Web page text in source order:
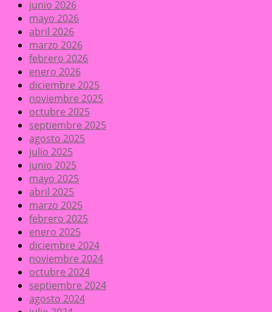
junio 2026
mayo 2026
abril 2026
marzo 2026
febrero 2026
enero 2026
diciembre 2025
noviembre 2025
octubre 2025
septiembre 2025
agosto 2025
julio 2025
junio 2025
mayo 2025
abril 2025
marzo 2025
febrero 2025
enero 2025
diciembre 2024
noviembre 2024
octubre 2024
septiembre 2024
agosto 2024